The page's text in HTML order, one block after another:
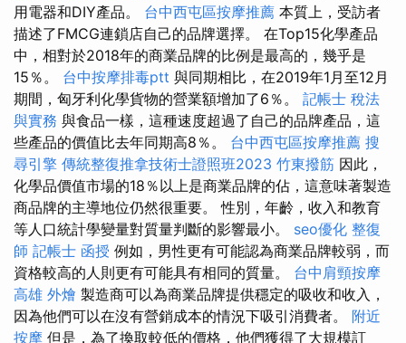
用電器和DIY產品。 台中西屯區按摩推薦 本質上，受訪者
描述了FMCG連鎖店自己的品牌選擇。 在Top15化學產品
中，相對於2018年的商業品牌的比例是最高的，幾乎是
15％。 台中按摩排毒ptt 與同期相比，在2019年1月至12月
期間，匈牙利化學貨物的營業額增加了6％。 記帳士 稅法
與實務 與食品一樣，這種速度超過了自己的品牌產品，這
些產品的價值比去年同期高8％。 台中西屯區按摩推薦 搜
尋引擎 傳統整復推拿技術士證照班2023 竹東撥筋 因此，
化學品價值市場的18％以上是商業品牌的佔，這意味著製造
商品牌的主導地位仍然很重要。 性別，年齡，收入和教育
等人口統計學變量對質量判斷的影響最小。 seo優化 整復
師 記帳士 函授 例如，男性更有可能認為商業品牌較弱，而
資格較高的人則更有可能具有相同的質量。 台中肩頸按摩
高雄 外燴 製造商可以為商業品牌提供穩定的吸收和收入，
因為他們可以在沒有營銷成本的情況下吸引消費者。 附近
按摩 但是，為了換取較低的價格，他們獲得了大規模訂